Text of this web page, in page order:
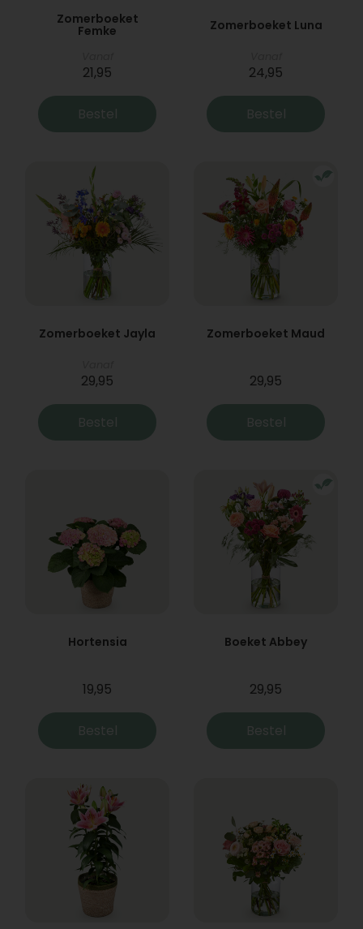
Zomerboeket
Femke
21,95
Bestel
Zomerboeket Luna
24,95
Bestel
Zomerboeket Jayla
29,95
Bestel
Zomerboeket Maud
29,95
Bestel
Hortensia
19,95
Bestel
Boeket Abbey
29,95
Bestel